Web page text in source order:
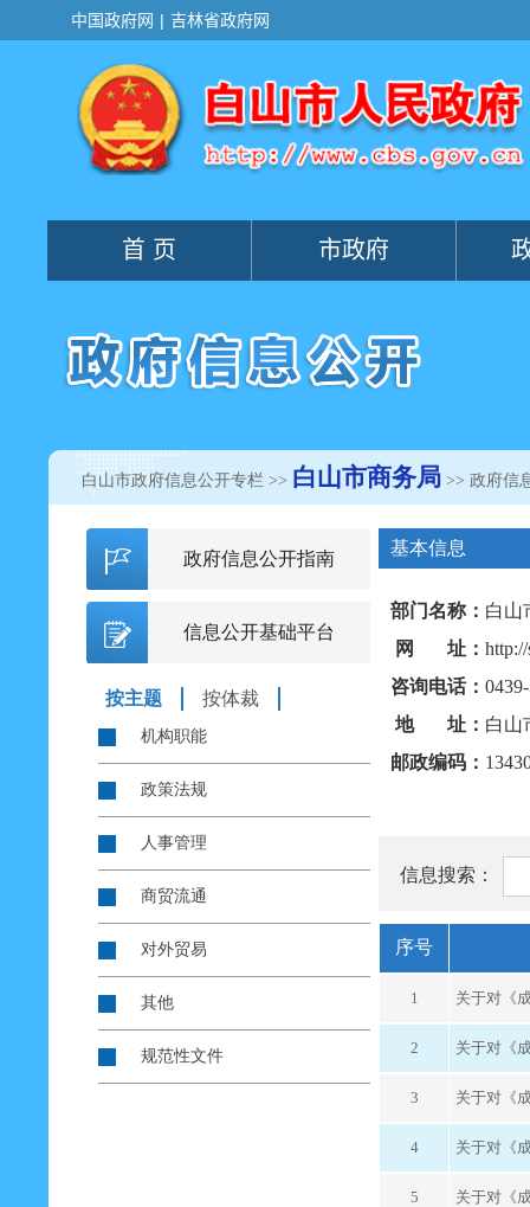
白山市政府信息公开专栏 >> 白山市商务局 >> 政府信
基本信息
部门名称： 白山
网 址：
咨询电话：
地 址： 白山
邮政编码：
信息搜索：
序号
1 关于对《
2 关于对《
3 关于对《
4 关于对《
5 关于对《
政府信息公开指南
信息公开基础平台
按主题 按体裁
机构职能
政策法规
人事管理
商贸流通
对外贸易
其他
规范性文件